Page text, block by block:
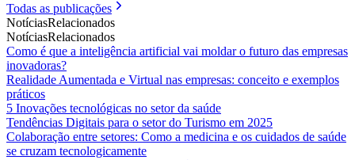
Todas as publicações
NotíciasRelacionados
NotíciasRelacionados
Como é que a inteligência artificial vai moldar o futuro das empresas
inovadoras?
Realidade Aumentada e Virtual nas empresas: conceito e exemplos
práticos
5 Inovações tecnológicas no setor da saúde
Tendências Digitais para o setor do Turismo em 2025
Colaboração entre setores: Como a medicina e os cuidados de saúde
se cruzam tecnologicamente